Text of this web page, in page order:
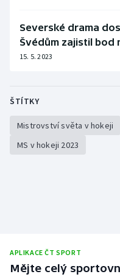
Severské drama
Švédům zajistil bod
15. 5. 2023
ŠTÍTKY
Mistrovství světa v hokeji
MS v hokeji 2023
APLIKACE ČT SPORT
Mějte celý